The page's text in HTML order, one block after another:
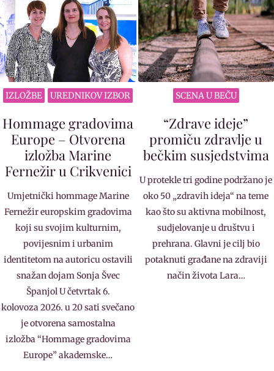
IZLOŽBE UREDNIKOV IZBOR
Hommage gradovima
Europe – Otvorena
izložba Marine
Fernežir u Crikvenici
Umjetnički hommage Marine
Fernežir europskim gradovima
koji su svojim kulturnim,
povijesnim i urbanim
identitetom na autoricu ostavili
snažan dojam Sonja Švec
Španjol U četvrtak 6.
kolovoza 2026. u 20 sati svečano
je otvorena samostalna
izložba “Hommage gradovima
Europe” akademske…
SCENA U BEČU
“Zdrave ideje”
promiču zdravlje u
bečkim susjedstvima
U protekle tri godine podržano je
oko 50 „zdravih ideja“ na teme
kao što su aktivna mobilnost,
sudjelovanje u društvu i
prehrana. Glavni je cilj bio
potaknuti građane na zdraviji
način života Lara…